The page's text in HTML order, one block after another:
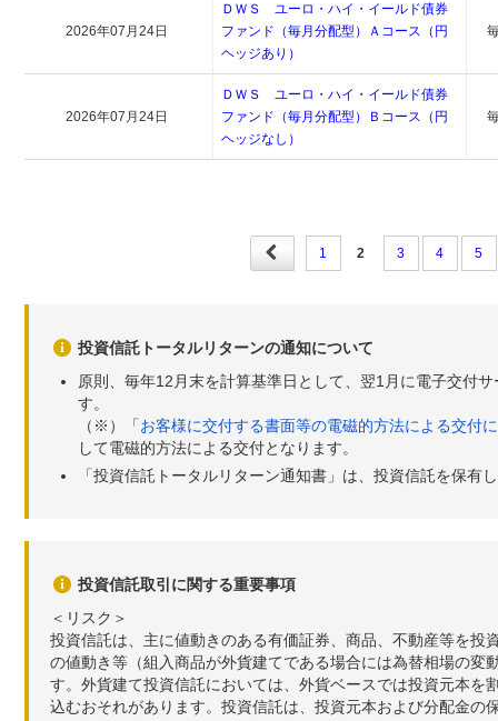
2026年07月24日
ＤＷＳ ユーロ・ハイ・イールド債券
ファンド（毎月分配型）Ａコース（円
ヘッジあり）
2026年07月24日
ＤＷＳ ユーロ・ハイ・イールド債券
ファンド（毎月分配型）Ｂコース（円
ヘッジなし）
1 2 3 4 5
投資信託トータルリターンの通知について
原則、毎年12月末を計算基準日として、翌1月に電子交付
す。
（※）「お客様に交付する書面等の電磁的方法による交付
して電磁的方法による交付となります。
「投資信託トータルリターン通知書」は、投資信託を保有
投資信託取引に関する重要事項
＜リスク＞
投資信託は、主に値動きのある有価証券、商品、不動産等を
の値動き等（組入商品が外貨建てである場合には為替相場の
す。外貨建て投資信託においては、外貨ベースでは投資元本
込むおそれがあります。投資信託は、投資元本および分配金の